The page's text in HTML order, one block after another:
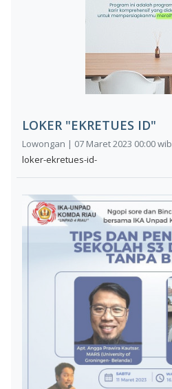
LOKER "EKRETUES ID"
Lowongan | 07 Maret 2023 00:00 wib
loker-ekretues-id-